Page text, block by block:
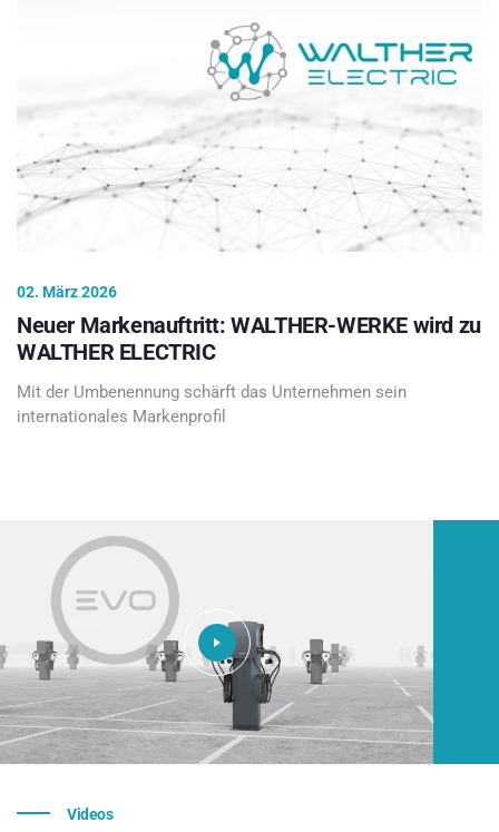
02. März 2026
Neuer Markenauftritt: WALTHER-WERKE wird zu
WALTHER ELECTRIC
Mit der Umbenennung schärft das Unternehmen sein
internationales Markenprofil
Videos